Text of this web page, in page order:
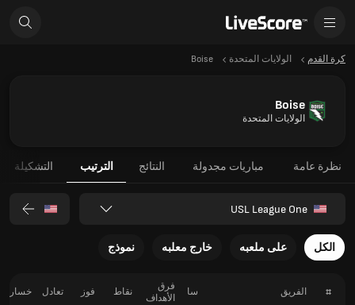
كرة القدم الولايات المتحدة Boise
Boise
الولايات المتحدة
نظرة عامة مباريات مجدولة النتائج الترتيب التشكيلة
USL League One
الكل على ملعبه خارج معلبه نموذج
# الفريق سا
فرق
الأهداف
نقاط فوز تعادل خسارة